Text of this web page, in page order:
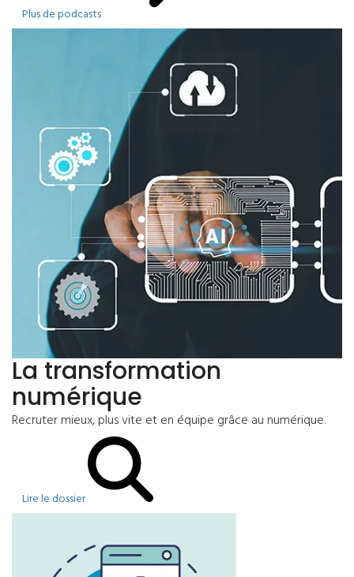
Plus de podcasts
La transformation
numérique
Recruter mieux, plus vite et en équipe grâce au numérique.
Lire le dossier